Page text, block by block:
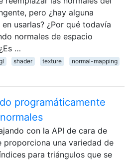
pero ¿hay alguna
usarlas? ¿Por qué todavía
normales de espacio
…
shader texture
normal-mapping
programáticamente
con la API de cara de
proporciona una variedad de
para triángulos que se